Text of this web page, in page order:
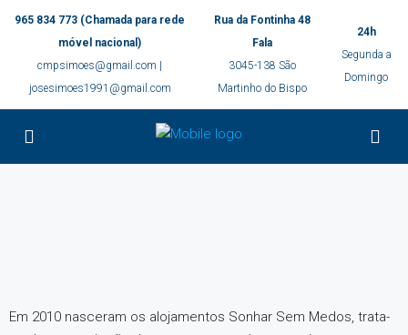
965 834 773 (Chamada para rede
móvel nacional)
cmpsimoes@gmail.com |
josesimoes1991@gmail.com
Rua da Fontinha 48
Fala
3045-138 São
Martinho do Bispo
24h
Segunda a
Domingo
Em 2010 nasceram os alojamentos Sonhar Sem Medos, trata-